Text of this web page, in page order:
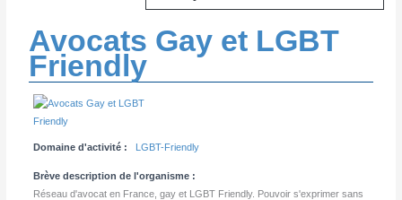
Avocats Gay et LGBT
Friendly
Domaine d'activité : LGBT-Friendly
Brève description de l'organisme :
Réseau d'avocat en France, gay et LGBT Friendly. Pouvoir s'exprimer sans